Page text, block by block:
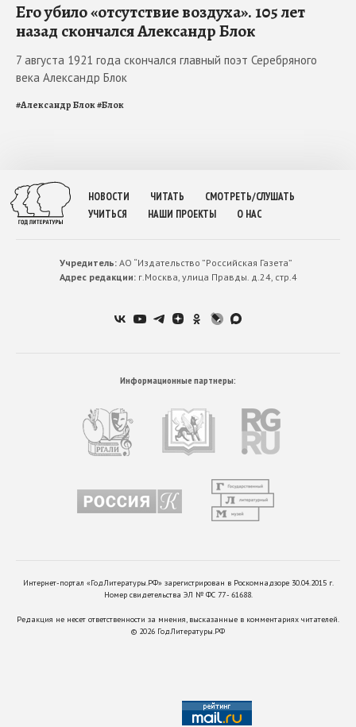
Его убило «отсутствие воздуха». 105 лет
назад скончался Александр Блок
7 августа 1921 года скончался главный поэт Серебряного
века Александр Блок
#Александр Блок#Блок
НОВОСТИ ЧИТАТЬ
СМОТРЕТЬ/СЛУШАТЬ
УЧИТЬСЯ
НАШИ ПРОЕКТЫ О НАС
Учредитель:АО “Издательство ”Российская Газета”
Адрес редакции:г.Москва, улица Правды. д.24, стр.4
Информационные партнеры:
Интернет-портал «ГодЛитературы.РФ» зарегистрирован в Роскомнадзоре 30.04.2015 г.
Номер свидетельства ЭЛ № ФС 77 - 61688.
Редакция не несет ответственности за мнения, высказанные в комментариях читателей.
© 2026 ГодЛитературы.РФ